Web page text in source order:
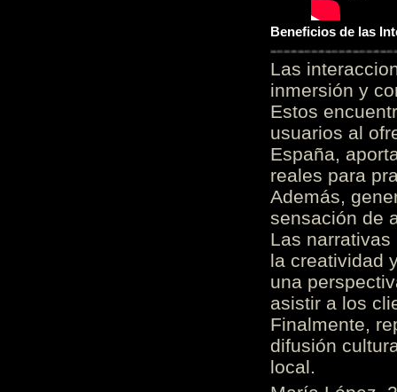
Beneficios de las
Las
inmersión y
Estos
usuarios al
España,
reales para
Además,
sensación de
Las
la creatividad
una
asistir a los
Finalmente,
difusión
local.